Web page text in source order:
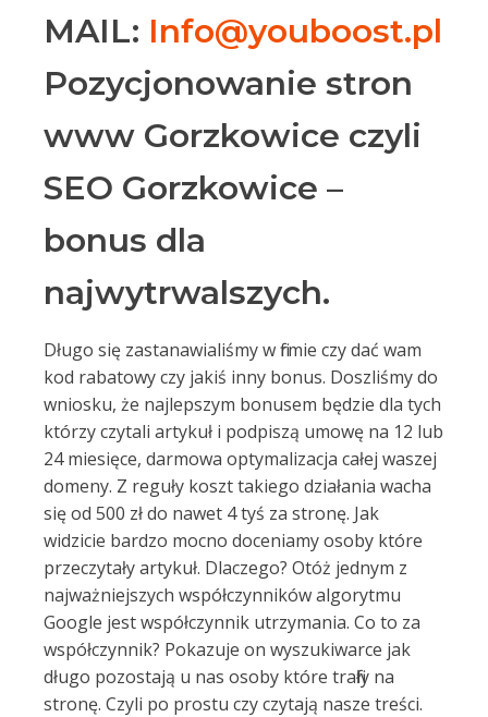
MAIL: Info@youboost.pl
Pozycjonowanie stron
www Gorzkowice czyli
SEO Gorzkowice –
bonus dla
najwytrwalszych.
Długo się zastanawialiśmy w firmie czy dać wam
kod rabatowy czy jakiś inny bonus. Doszliśmy do
wniosku, że najlepszym bonusem będzie dla tych
którzy czytali artykuł i podpiszą umowę na 12 lub
24 miesięce, darmowa optymalizacja całej waszej
domeny. Z reguły koszt takiego działania wacha
się od 500 zł do nawet 4 tyś za stronę. Jak
widzicie bardzo mocno doceniamy osoby które
przeczytały artykuł. Dlaczego? Otóż jednym z
najważniejszych współczynników algorytmu
Google jest współczynnik utrzymania. Co to za
współczynnik? Pokazuje on wyszukiwarce jak
długo pozostają u nas osoby które trafiły na
stronę. Czyli po prostu czy czytają nasze treści.